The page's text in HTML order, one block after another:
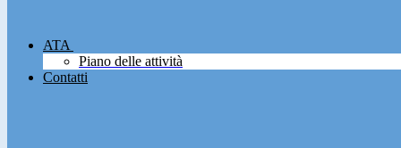
ATA
Piano delle attività
Contatti